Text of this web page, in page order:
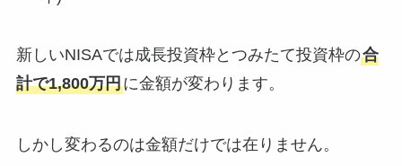
新しいNISAでは成長投資枠とつみたて投資枠の合
計で1,800万円に金額が変わります。
しかし変わるのは金額だけでは在りません。